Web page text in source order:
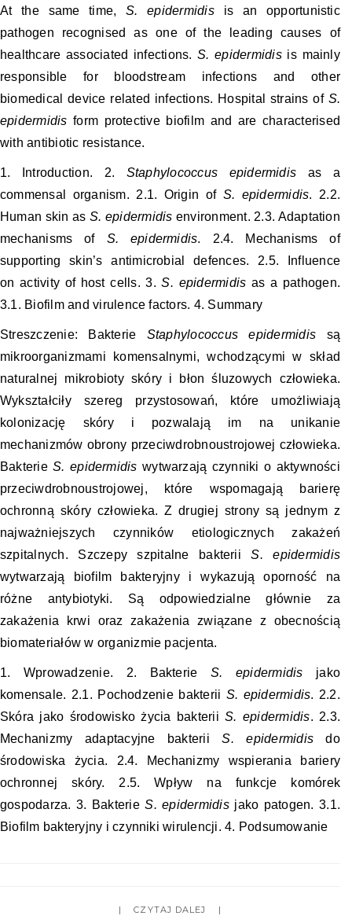
At the same time,S. epidermidisis an opportunistic
pathogen recognised as one of the leading causes of
healthcare associated infections.S. epidermidisis mainly
responsible for bloodstream infections and other
biomedical device related infections. Hospital strains of S.
epidermidis form protective biofilm and are characterised
with antibiotic resistance.
1. Introduction. 2. Staphylococcus epidermidis as a
commensal organism. 2.1. Origin of S. epidermidis. 2.2.
Human skin as S. epidermidis environment. 2.3. Adaptation
mechanisms of S. epidermidis. 2.4. Mechanisms of
supporting skin’s antimicrobial defences. 2.5. Influence
on activity of host cells. 3. S. epidermidis as a pathogen.
3.1. Biofilm and virulence factors. 4. Summary
Streszczenie: Bakterie Staphylococcus epidermidis są
mikroorganizmami komensalnymi, wchodzącymi w skład
naturalnej mikrobioty skóry i błon śluzowych człowieka.
Wykształciły szereg przystosowań, które umożliwiają
kolonizację skóry i pozwalają im na unikanie
mechanizmów obrony przeciwdrobnoustrojowej człowieka.
BakterieS. epidermidis wytwarzają czynniki o aktywności
przeciwdrobnoustrojowej, które wspomagają barierę
ochronną skóry człowieka. Z drugiej strony są jednym z
najważniejszych czynników etiologicznych zakażeń
szpitalnych. Szczepy szpitalne bakteriiS. epidermidis
wytwarzają biofilm bakteryjny i wykazują oporność na
różne antybiotyki. Są odpowiedzialne głównie za
zakażenia krwi oraz zakażenia związane z obecnością
biomateriałów w organizmie pacjenta.
1. Wprowadzenie. 2. Bakterie S. epidermidis jako
komensale. 2.1. Pochodzenie bakterii S. epidermidis. 2.2.
Skóra jako środowisko życia bakteriiS. epidermidis. 2.3.
Mechanizmy adaptacyjne bakterii S. epidermidis do
środowiska życia. 2.4. Mechanizmy wspierania bariery
ochronnej skóry. 2.5. Wpływ na funkcje komórek
gospodarza. 3. BakterieS. epidermidisjako patogen. 3.1.
Biofilm bakteryjny i czynniki wirulencji. 4. Podsumowanie
CZYTAJ DALEJ